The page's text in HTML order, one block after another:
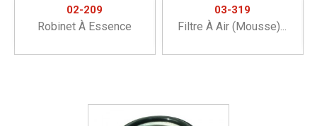
02-209
Robinet À Essence
03-319
Filtre À Air (mousse)...